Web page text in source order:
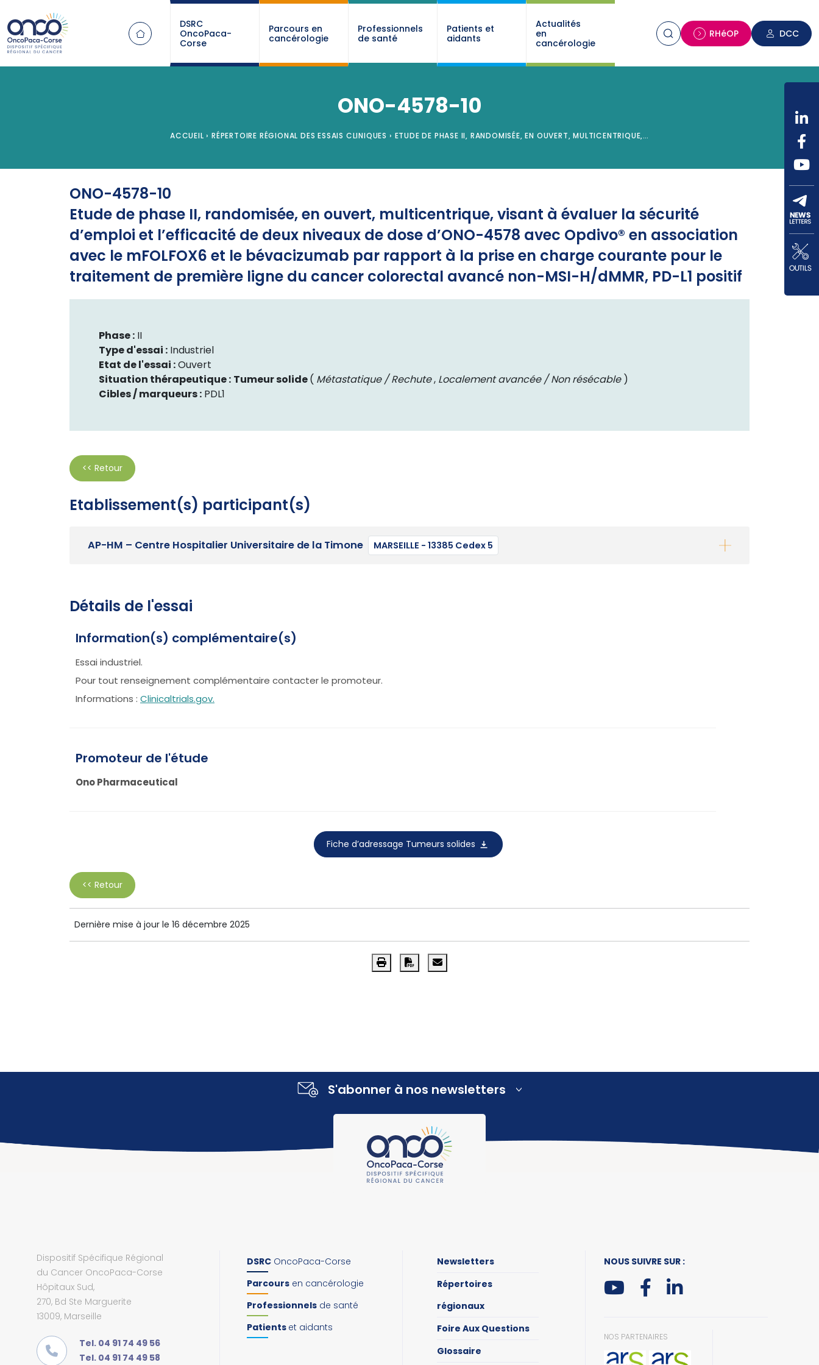
DSRC
OncoPaca-
Corse
Parcours en
cancérologie
Professionnels
de santé
Patients et
aidants
Actualités
en
cancérologie
RHéOP DCC
ONO-4578-10
ACCUEIL › RÉPERTOIRE RÉGIONAL DES ESSAIS CLINIQUES › ETUDE DE PHASE II, RANDOMISÉE, EN OUVERT, MULTICENTRIQUE,…
ONO-4578-10
Etude de phase II, randomisée, en ouvert, multicentrique, visant à évaluer la sécurité
d’emploi et l’efficacité de deux niveaux de dose d’ONO-4578 avec Opdivo® en association
avec le mFOLFOX6 et le bévacizumab par rapport à la prise en charge courante pour le
traitement de première ligne du cancer colorectal avancé non-MSI-H/dMMR, PD-L1 positif
Phase : II
Type d'essai : Industriel
Etat de l'essai :Ouvert
Situation thérapeutique : Tumeur solide( Métastatique / Rechute, Localement avancée / Non résécable)
Cibles / marqueurs : PDL1
<< Retour
Etablissement(s) participant(s)
AP-HM – Centre Hospitalier Universitaire de la Timone MARSEILLE - 13385 Cedex 5
Détails de l'essai
Information(s) complémentaire(s)
Essai industriel.
Pour tout renseignement complémentaire contacter le promoteur.
Informations : Clinicaltrials.gov.
Promoteur de l'étude
Ono Pharmaceutical
Fiche d’adressage Tumeurs solides
<< Retour
Dernière mise à jour le 16 décembre 2025
S'abonner à nos newsletters
Dispositif Spécifique Régional
du Cancer OncoPaca-Corse
Hôpitaux Sud,
270, Bd Ste Marguerite
13009, Marseille
Tel. 04 91 74 49 56
Tel. 04 91 74 49 58
DSRC OncoPaca-Corse
Parcours en cancérologie
Professionnels de santé
Patients et aidants
Newsletters
Répertoires
régionaux
Foire Aux Questions
Glossaire
NOUS SUIVRE SUR :
NOS PARTENAIRES